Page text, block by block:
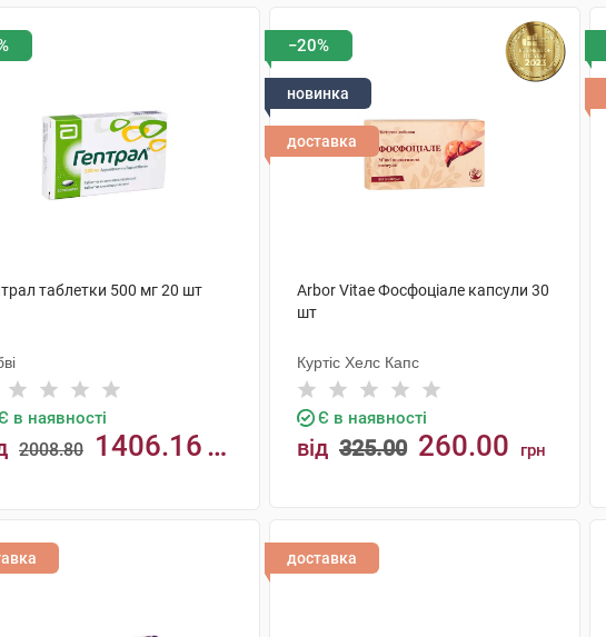
таблетки 500 мг 20 шт
в наявності
2008.80 1406.16
−20%
новинка
доставка
Arbor Vitae Фосфоціале капсули 30
шт
Куртіс Хелс Капс
Є в наявності
від 325.00 260.00 грн
доставка